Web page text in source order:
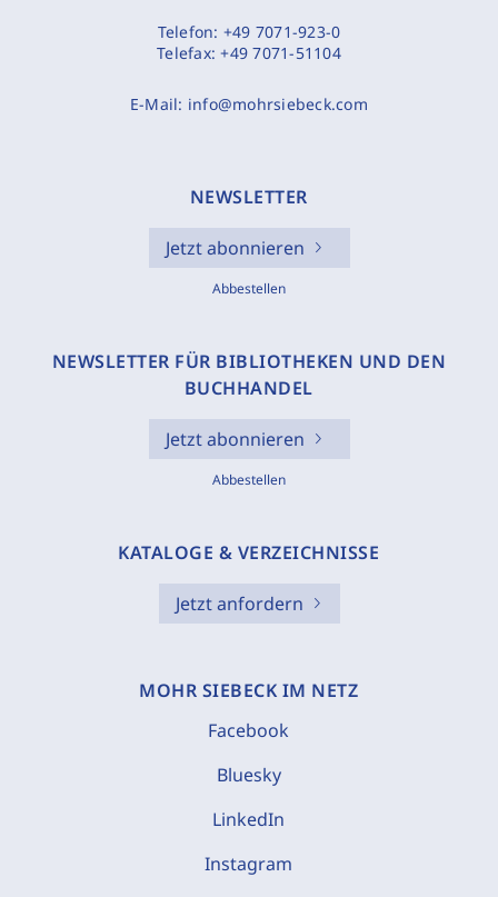
Telefon: +49 7071-923-0
Telefax:+49 7071-51104
E-Mail: info@mohrsiebeck.com
NEWSLETTER
Jetzt abonnieren
Abbestellen
NEWSLETTER FÜR BIBLIOTHEKEN UND DEN
BUCHHANDEL
Jetzt abonnieren
Abbestellen
KATALOGE & VERZEICHNISSE
Jetzt anfordern
MOHR SIEBECK IM NETZ
Facebook
Bluesky
LinkedIn
Instagram